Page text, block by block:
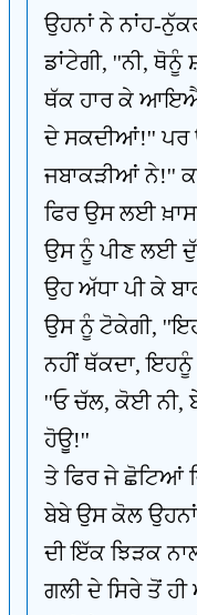
ਉਹਨਾਂ ਨੇ ਨਾਂਹ-
ਡਾਂਟੇਗੀ, ''ਨੀ, ਥੋਨੂੰ
ਥੱਕ ਹਾਰ ਕੇ ਆਇਐ,
ਦੇ ਸਕਦੀਆਂ!''
ਜਬਾਕੜੀਆਂ ਨੇ!''
ਫਿਰ ਉਸ ਲਈ
ਉਸ ਨੂੰ ਪੀਣ ਲਈ
ਉਹ ਅੱਧਾ ਪੀ ਕੇ
ਉਸ ਨੂੰ ਟੋਕੇਗੀ, ''ਇਹ
ਨਹੀਂ ਥੱਕਦਾ, ਇਹਨੂੰ
''ਓ ਚੱਲ, ਕੋਈ ਨੀ,
ਹੋਊ!''
ਤੇ ਫਿਰ ਜੇ ਛੋਟਿਆਂ
ਬੇਬੇ ਉਸ ਕੋਲ
ਦੀ ਇੱਕ ਝਿੜਕ
ਗਲੀ ਦੇ ਸਿਰੇ ਤੋਂ